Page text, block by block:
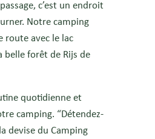
c’est un endroit
Notre camping
route avec le lac
belle forêt de Rijs de
quotidienne et
camping. “Détendez-
devise du Camping